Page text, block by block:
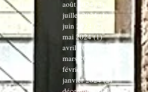
août 2024 (3) 3 posts
juillet 2024 (1)1 post
juin 2024 (2) 2 posts
mai 2024 (1)1 post
avril 2024 (3)3 posts
mars 2024
février 2024
janvier 2024 (2)2 posts